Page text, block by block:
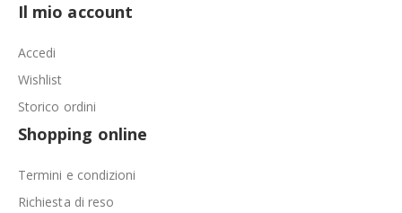
Il mio account
Accedi
Wishlist
Storico ordini
Shopping online
Termini e condizioni
Richiesta di reso